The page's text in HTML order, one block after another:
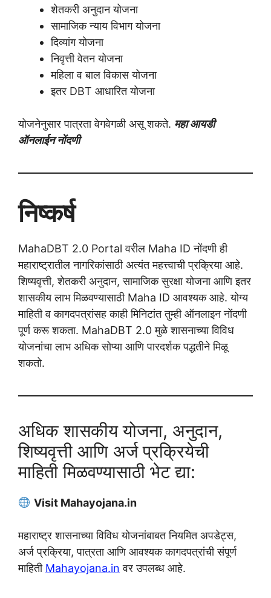
शेतकरी अनुदान योजना
सामाजिक न्याय विभाग योजना
दिव्यांग योजना
निवृत्ती वेतन योजना
महिला व बाल विकास योजना
इतर DBT आधारित योजना
योजनेनुसार पात्रता वेगवेगळी असू शकते. महा आयडी
ऑनलाईन नोंदणी
निष्कर्ष
MahaDBT 2.0 Portal वरील Maha ID नोंदणी ही
महाराष्ट्रातील नागरिकांसाठी अत्यंत महत्त्वाची प्रक्रिया आहे.
शिष्यवृत्ती, शेतकरी अनुदान, सामाजिक सुरक्षा योजना आणि इतर
शासकीय लाभ मिळवण्यासाठी Maha ID आवश्यक आहे. योग्य
माहिती व कागदपत्रांसह काही मिनिटांत तुम्ही ऑनलाइन नोंदणी
पूर्ण करू शकता. MahaDBT 2.0 मुळे शासनाच्या विविध
योजनांचा लाभ अधिक सोप्या आणि पारदर्शक पद्धतीने मिळू
शकतो.
अधिक शासकीय योजना, अनुदान,
शिष्यवृत्ती आणि अर्ज प्रक्रियेची
माहिती मिळवण्यासाठी भेट द्या:
Visit Mahayojana.in
महाराष्ट्र शासनाच्या विविध योजनांबाबत नियमित अपडेट्स,
अर्ज प्रक्रिया, पात्रता आणि आवश्यक कागदपत्रांची संपूर्ण
माहिती Mahayojana.in वर उपलब्ध आहे.